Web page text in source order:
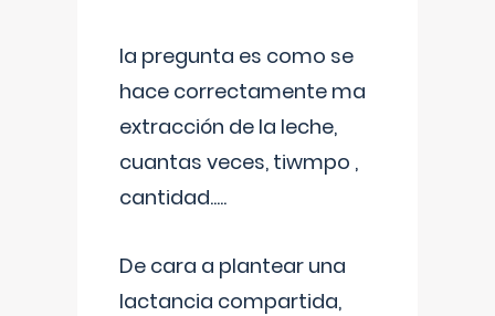
la pregunta es como se
hace correctamente ma
extracción de la leche,
cuantas veces, tiwmpo ,
cantidad.....
De cara a plantear una
lactancia compartida,